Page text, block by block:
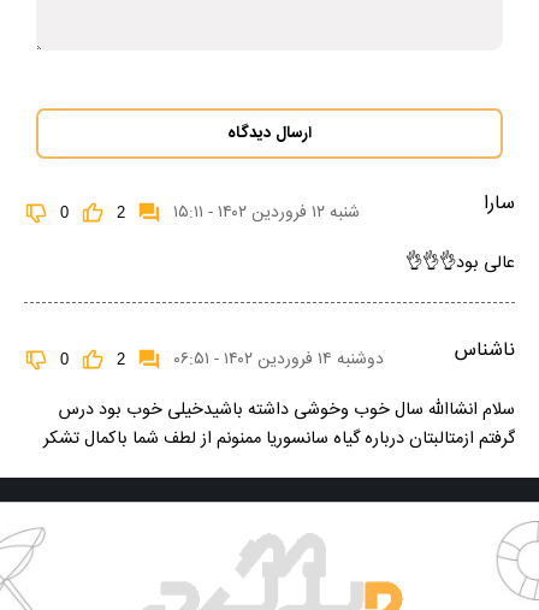
ارسال دیدگاه
سارا شنبه ۱۲ فروردین ۱۴۰۲ - ۱۵:۱۱ 2
0
عالی بود👌👌👌
ناشناس دوشنبه ۱۴ فروردین ۱۴۰۲ - ۰۶:۵۱ 2
0
سلام انشاالله سال خوب وخوشی داشته باشیدخیلی خوب بود درس
گرفتم ازمتالبتان درباره گیاه سانسوریا ممنونم از لطف شما باکمال تشکر